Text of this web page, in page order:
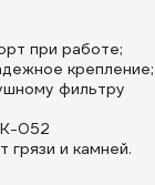
при работе;
крепление;
фильтру
052
и камней.